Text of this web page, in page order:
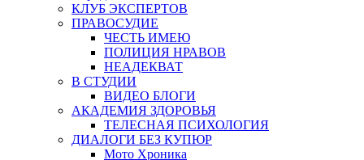
КЛУБ ЭКСПЕРТОВ
ПРАВОСУДИЕ
ЧЕСТЬ ИМЕЮ
ПОЛИЦИЯ НРАВОВ
НЕАДЕКВАТ
В СТУДИИ
ВИДЕО БЛОГИ
АКАДЕМИЯ ЗДОРОВЬЯ
ТЕЛЕСНАЯ ПСИХОЛОГИЯ
ДИАЛОГИ БЕЗ КУПЮР
Мото Хроника